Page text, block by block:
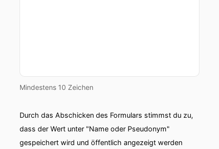
Mindestens 10 Zeichen
Durch das Abschicken des Formulars stimmst du zu,
dass der Wert unter "Name oder Pseudonym"
gespeichert wird und öffentlich angezeigt werden